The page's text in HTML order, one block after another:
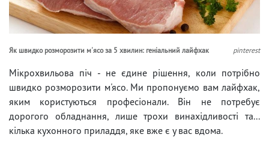
Як швидко розморозити м'ясо за 5 хвилин: геніальний лайфхак pinterest
Мікрохвильова піч - не єдине рішення, коли потрібно
швидко розморозити м'ясо. Ми пропонуємо вам лайфхак,
яким користуються професіонали. Він не потребує
дорогого обладнання, лише трохи винахідливості та...
кілька кухонного приладдя, яке вже є у вас вдома.